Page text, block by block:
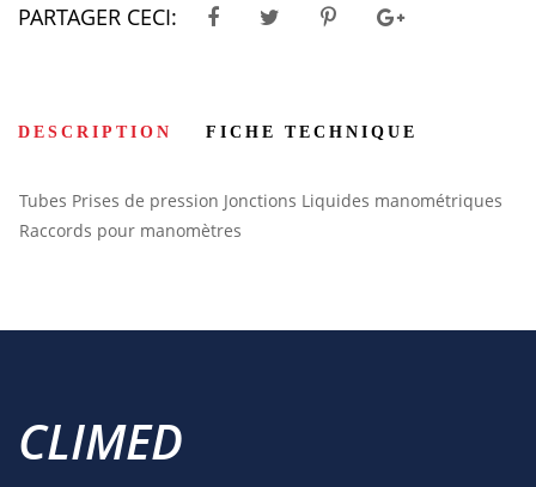
PARTAGER CECI:
DESCRIPTION FICHE TECHNIQUE
Tubes Prises de pression Jonctions Liquides manométriques
Raccords pour manomètres
CLIMED